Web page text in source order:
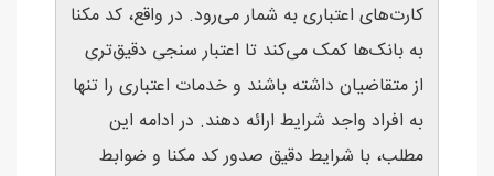
کارت‌های اعتباری به شمار می‌رود. در واقع، کد مکنا
به بانک‌ها کمک می‌کند تا اعتبار سنجی دقیق‌تری
از متقاضیان داشته باشند و خدمات اعتباری را تنها
به افراد واجد شرایط ارائه دهند. در ادامه این
مطلب، با شرایط دقیق صدور کد مکنا و ضوابط